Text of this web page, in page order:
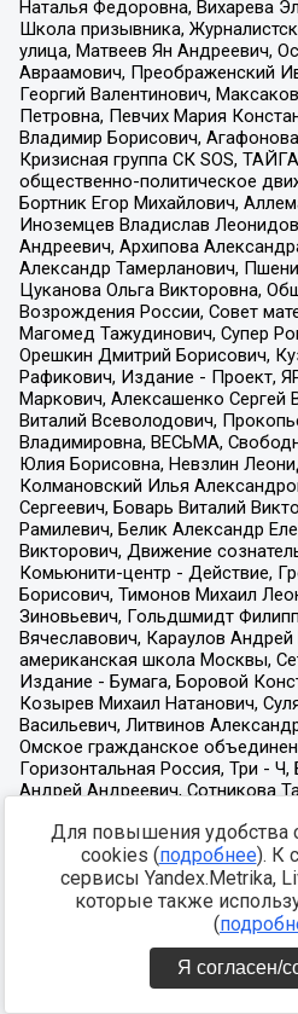
Для повышения удобства
cookies (подробнее). К
сервисы Yandex.Metrika,
которые также
(
Я согласен/